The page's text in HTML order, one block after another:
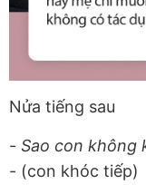
Nửa tiếng sau
- Sao con không
- (con khóc tiếp)